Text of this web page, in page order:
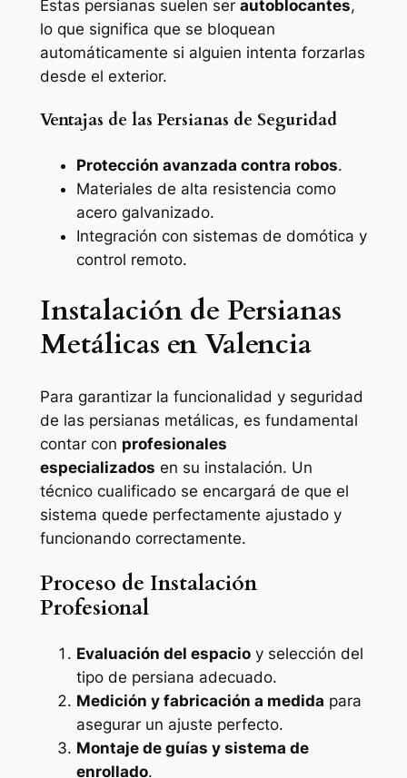
Estas persianas suelen ser autoblocantes,
lo que significa que se bloquean
automáticamente si alguien intenta forzarlas
desde el exterior.
Ventajas de las Persianas de Seguridad
Protección avanzada contra robos.
Materiales de alta resistencia como
acero galvanizado.
Integración con sistemas de domótica y
control remoto.
Instalación de Persianas
Metálicas en Valencia
Para garantizar la funcionalidad y seguridad
de las persianas metálicas, es fundamental
contar con profesionales
especializados en su instalación. Un
técnico cualificado se encargará de que el
sistema quede perfectamente ajustado y
funcionando correctamente.
Proceso de Instalación
Profesional
Evaluación del espacioy selección del
tipo de persiana adecuado.
Medición y fabricación a medida para
asegurar un ajuste perfecto.
Montaje de guías y sistema de
enrollado.